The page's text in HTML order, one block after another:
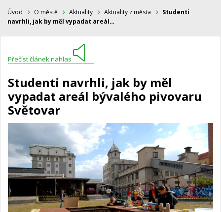
Úvod O městě Aktuality Aktuality z města
Studenti
navrhli, jak by měl vypadat areál…
Přečíst článek nahlas
Studenti navrhli, jak by měl
vypadat areál bývalého pivovaru
Světovar